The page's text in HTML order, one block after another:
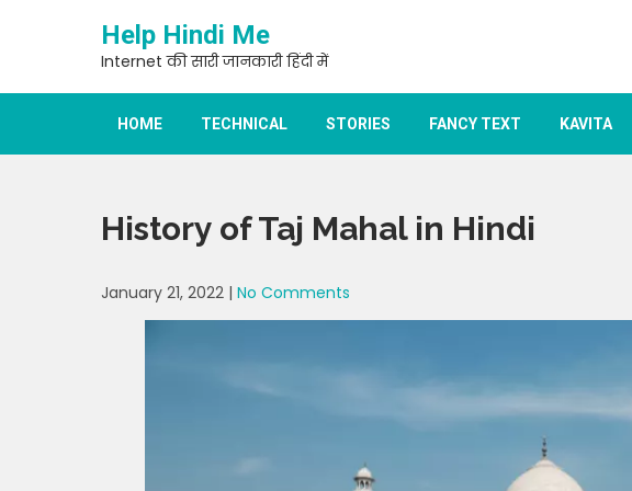
Help Hindi Me
Internet की सारी जानकारी हिंदी में
HOME TECHNICAL STORIES FANCY TEXT KAVITA
History of Taj Mahal in Hindi
January 21, 2022 | No Comments